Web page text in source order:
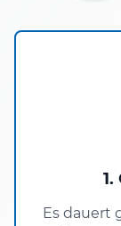
Es dauert